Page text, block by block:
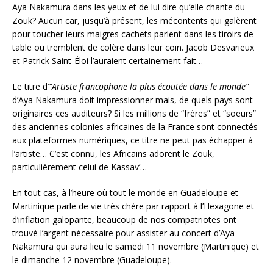
Aya Nakamura dans les yeux et de lui dire qu’elle chante du
Zouk? Aucun car, jusqu’à présent, les mécontents qui galèrent
pour toucher leurs maigres cachets parlent dans les tiroirs de
table ou tremblent de colère dans leur coin. Jacob Desvarieux
et Patrick Saint-Éloi l’auraient certainement fait…
Le titre d’“Artiste francophone la plus écoutée dans le monde”
d’Aya Nakamura doit impressionner mais, de quels pays sont
originaires ces auditeurs? Si les millions de “frères” et “soeurs”
des anciennes colonies africaines de la France sont connectés
aux plateformes numériques, ce titre ne peut pas échapper à
l’artiste… C’est connu, les Africains adorent le Zouk,
particulièrement celui de Kassav’…
En tout cas, à l’heure où tout le monde en Guadeloupe et
Martinique parle de vie très chère par rapport à l’Hexagone et
d’inflation galopante, beaucoup de nos compatriotes ont
trouvé l’argent nécessaire pour assister au concert d’Aya
Nakamura qui aura lieu le samedi 11 novembre (Martinique) et
le dimanche 12 novembre (Guadeloupe).